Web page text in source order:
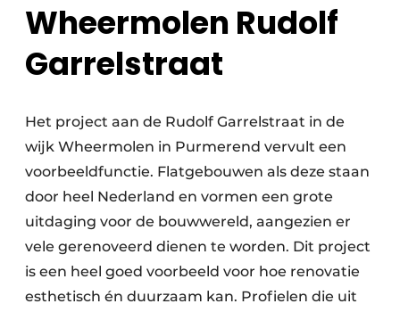
Wheermolen Rudolf
Garrelstraat
Het project aan de Rudolf Garrelstraat in de
wijk Wheermolen in Purmerend vervult een
voorbeeldfunctie. Flatgebouwen als deze staan
door heel Nederland en vormen een grote
uitdaging voor de bouwwereld, aangezien er
vele gerenoveerd dienen te worden. Dit project
is een heel goed voorbeeld voor hoe renovatie
esthetisch én duurzaam kan. Profielen die uit